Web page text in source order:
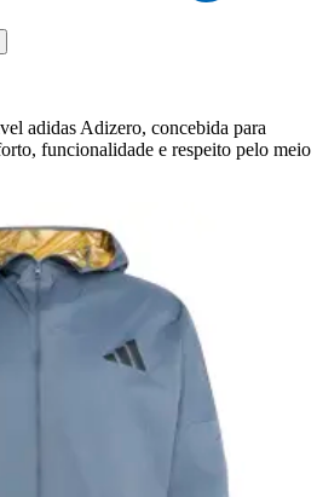
adidas Adizero, concebida para
funcionalidade e respeito pelo meio